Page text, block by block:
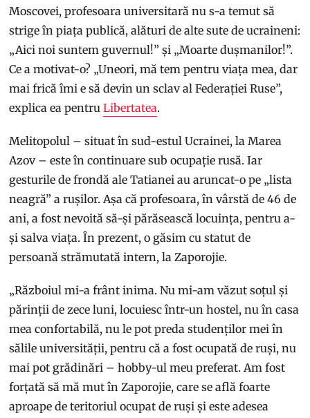
Moscovei, profesoara universitară nu s-a temut să
strige în piața publică, alături de alte sute de ucraineni:
„Aici noi suntem guvernul!” și „Moarte dușmanilor!”.
Ce a motivat-o? „Uneori, mă tem pentru viața mea, dar
mai frică îmi e să devin un sclav al Federației Ruse”,
explica ea pentruLibertatea.
Melitopolul – situat în sud-estul Ucrainei, la Marea
Azov – este în continuare sub ocupație rusă. Iar
gesturile de frondă ale Tatianei au aruncat-o pe „lista
neagră” a rușilor. Așa că profesoara, în vârstă de 46 de
ani, a fost nevoită să-și părăsească locuința, pentru a-
și salva viața. În prezent, o găsim cu statut de
persoană strămutată intern, la Zaporojie.
„Războiul mi-a frânt inima. Nu mi-am văzut soțul și
părinții de zece luni, locuiesc într-un hostel, nu în casa
mea confortabilă, nu le pot preda studenților mei în
sălile universității, pentru că a fost ocupată de ruși, nu
mai pot grădinări – hobby-ul meu preferat. Am fost
forțată să mă mut în Zaporojie, care se află foarte
aproape de teritoriul ocupat de ruși și este adesea